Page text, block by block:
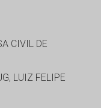
CIVIL DE
LUIZ FELIPE